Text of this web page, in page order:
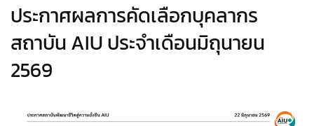
ประกาศผลการคัดเลือกบุคลากร
สถาบัน AIU ประจำเดือนมิถุนายน
2569